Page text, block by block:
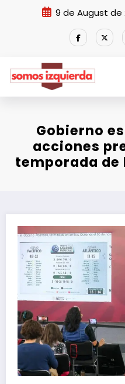
9 de August de
Gobierno
acciones
temporada de